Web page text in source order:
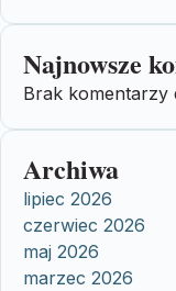
Najnowsze
Brak komentarzy
Archiwa
lipiec 2026
czerwiec 2026
maj 2026
marzec 2026